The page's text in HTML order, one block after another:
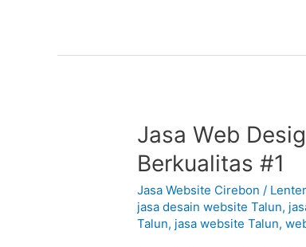
Jasa Web
Berkualitas #1
Jasa Website Cirebon /
jasa desain website Talun,
Talun, jasa website Talun,
Jasa
Web
Design
di
Talun
–